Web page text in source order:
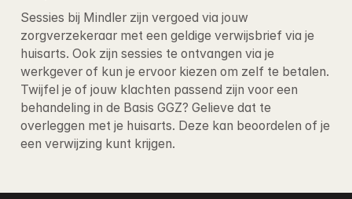
Sessies bij Mindler zijn vergoed via jouw
zorgverzekeraar met een geldige verwijsbrief via je
huisarts. Ook zijn sessies te ontvangen via je
werkgever of kun je ervoor kiezen om zelf te betalen.
Twijfel je of jouw klachten passend zijn voor een
behandeling in de Basis GGZ? Gelieve dat te
overleggen met je huisarts. Deze kan beoordelen of je
een verwijzing kunt krijgen.